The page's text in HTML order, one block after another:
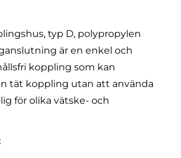
typ D, polypropylen
är en enkel och
koppling som kan
tät koppling utan att använda
för olika vätske- och